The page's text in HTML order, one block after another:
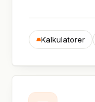
Kalkulatorer